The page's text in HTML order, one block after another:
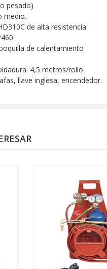
pesado)
medio.
de alta resistencia
de calentamiento
4,5 metros/rollo
llave inglesa, encendedor.